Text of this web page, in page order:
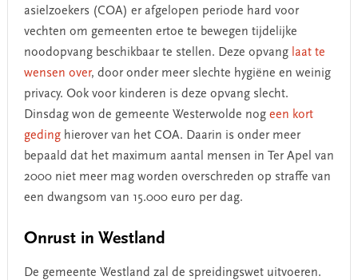
asielzoekers (COA) er afgelopen periode hard voor
vechten om gemeenten ertoe te bewegen tijdelijke
noodopvang beschikbaar te stellen. Deze opvang laat te
wensen over, door onder meer slechte hygiëne en weinig
privacy. Ook voor kinderen is deze opvang slecht.
Dinsdag won de gemeente Westerwolde nog een kort
gedinghierover van het COA. Daarin is onder meer
bepaald dat het maximum aantal mensen in Ter Apel van
2000 niet meer mag worden overschreden op straffe van
een dwangsom van 15.000 euro per dag.
Onrust in Westland
De gemeente Westland zal de spreidingswet uitvoeren.